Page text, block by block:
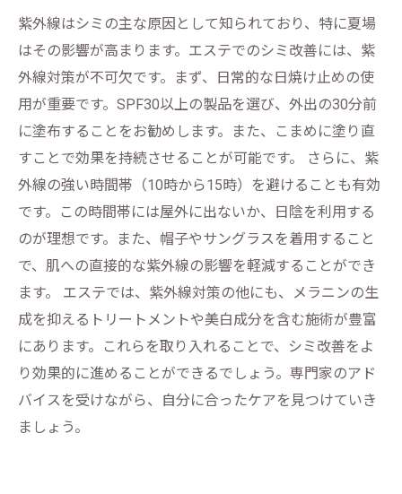
紫外線はシミの主な原因として知られており、特に夏場
はその影響が高まります。エステでのシミ改善には、紫
外線対策が不可欠です。まず、日常的な日焼け止めの使
用が重要です。SPF30以上の製品を選び、外出の30分前
に塗布することをお勧めします。また、こまめに塗り直
すことで効果を持続させることが可能です。 さらに、紫
外線の強い時間帯（10時から15時）を避けることも有効
です。この時間帯には屋外に出ないか、日陰を利用する
のが理想です。また、帽子やサングラスを着用すること
で、肌への直接的な紫外線の影響を軽減することができ
ます。 エステでは、紫外線対策の他にも、メラニンの生
成を抑えるトリートメントや美白成分を含む施術が豊富
にあります。これらを取り入れることで、シミ改善をよ
り効果的に進めることができるでしょう。専門家のアド
バイスを受けながら、自分に合ったケアを見つけていき
ましょう。